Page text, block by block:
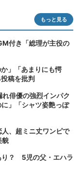
もっと見る
付き「総理が主役の
」「あまりにも愕
稿を批判
俳優の強烈インパク
」「シャツ姿艶っぽ
、超ミニ丈ワンピで
貌
り？ 5児の父・エハラ